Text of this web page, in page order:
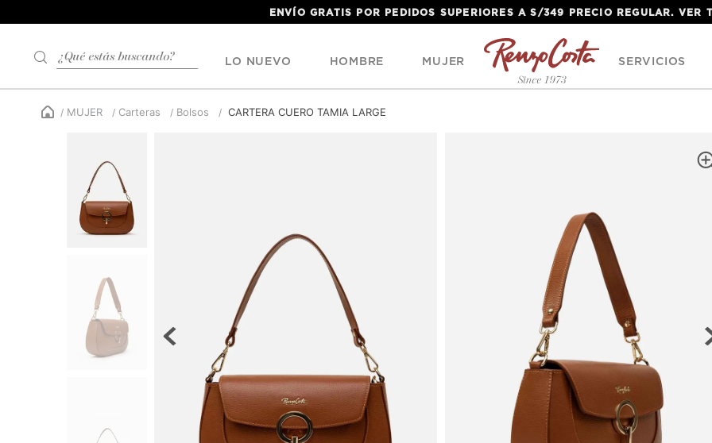
ENVÍO GRATIS POR PEDIDOS SUPERIORES A S/349 PRECIO REGULAR. VER
LO NUEVO HOMBRE MUJER SERVICIOS
MUJER Carteras Bolsos CARTERA CUERO TAMIA LARGE